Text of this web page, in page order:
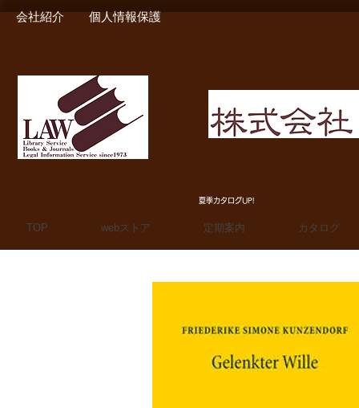
会社紹介 個人情報保護
夏季カタログUP!
TOP webストア 定期案内 カタログ